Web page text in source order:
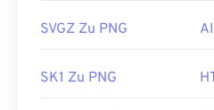
SVGZ Zu PNG
SK1 Zu PNG